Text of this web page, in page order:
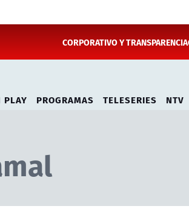
CORPORATIVO Y TRANSPARENCIA
PLAY PROGRAMAS TELESERIES NTV